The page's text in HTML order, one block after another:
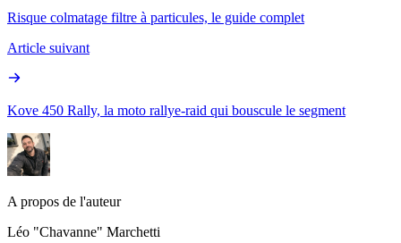
Risque colmatage filtre à particules, le guide complet
Article suivant
Kove 450 Rally, la moto rallye-raid qui bouscule le segment
A propos de l'auteur
Léo "Chavanne" Marchetti